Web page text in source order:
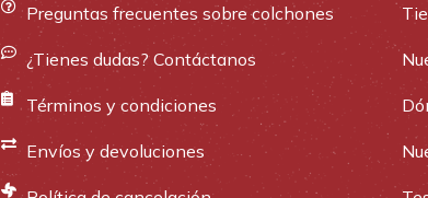
Preguntas frecuentes sobre colchones
¿Tienes dudas? Contáctanos
Términos y condiciones
Envíos y devoluciones